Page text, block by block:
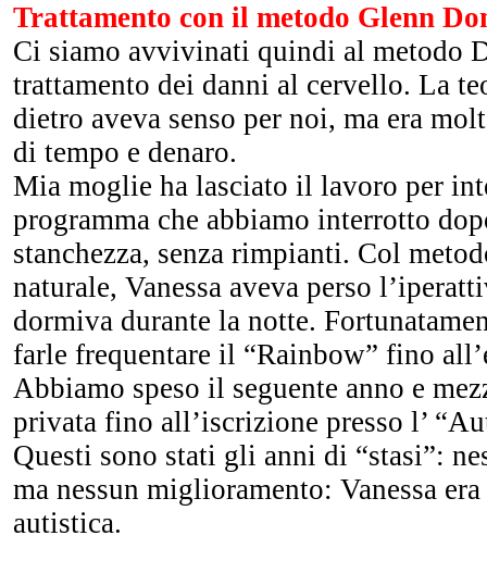
Trattamento con il metodo Glenn
Ci siamo avvivinati quindi al metodo
trattamento dei danni al cervello. La
dietro aveva senso per noi, ma era
di tempo e denaro.
Mia moglie ha lasciato il lavoro per
programma che abbiamo interrotto
stanchezza, senza rimpianti. Col
naturale, Vanessa aveva perso
dormiva durante la notte.
farle frequentare il “Rainbow” fino
Abbiamo speso il seguente anno e
privata fino all’iscrizione presso l’
Questi sono stati gli anni di “stasi”:
ma nessun miglioramento: Vanessa
autistica.